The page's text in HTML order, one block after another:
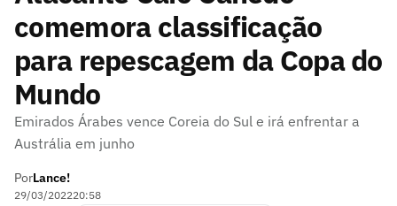
comemora classificação
para repescagem da Copa do
Mundo
Emirados Árabes vence Coreia do Sul e irá enfrentar a
Austrália em junho
PorLance!
29/03/202220:58